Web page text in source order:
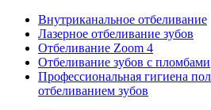
Внутриканальное отбеливание
Лазерное отбеливание зубов
Отбеливание Zoom 4
Отбеливание зубов с пломбами
Профессиональная гигиена
отбеливанием зубов